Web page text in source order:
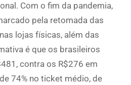
Com o fim da pandemia,
pela retomada das
lojas físicas, além das
é que os brasileiros
contra os R$276 em
74% no ticket médio, de